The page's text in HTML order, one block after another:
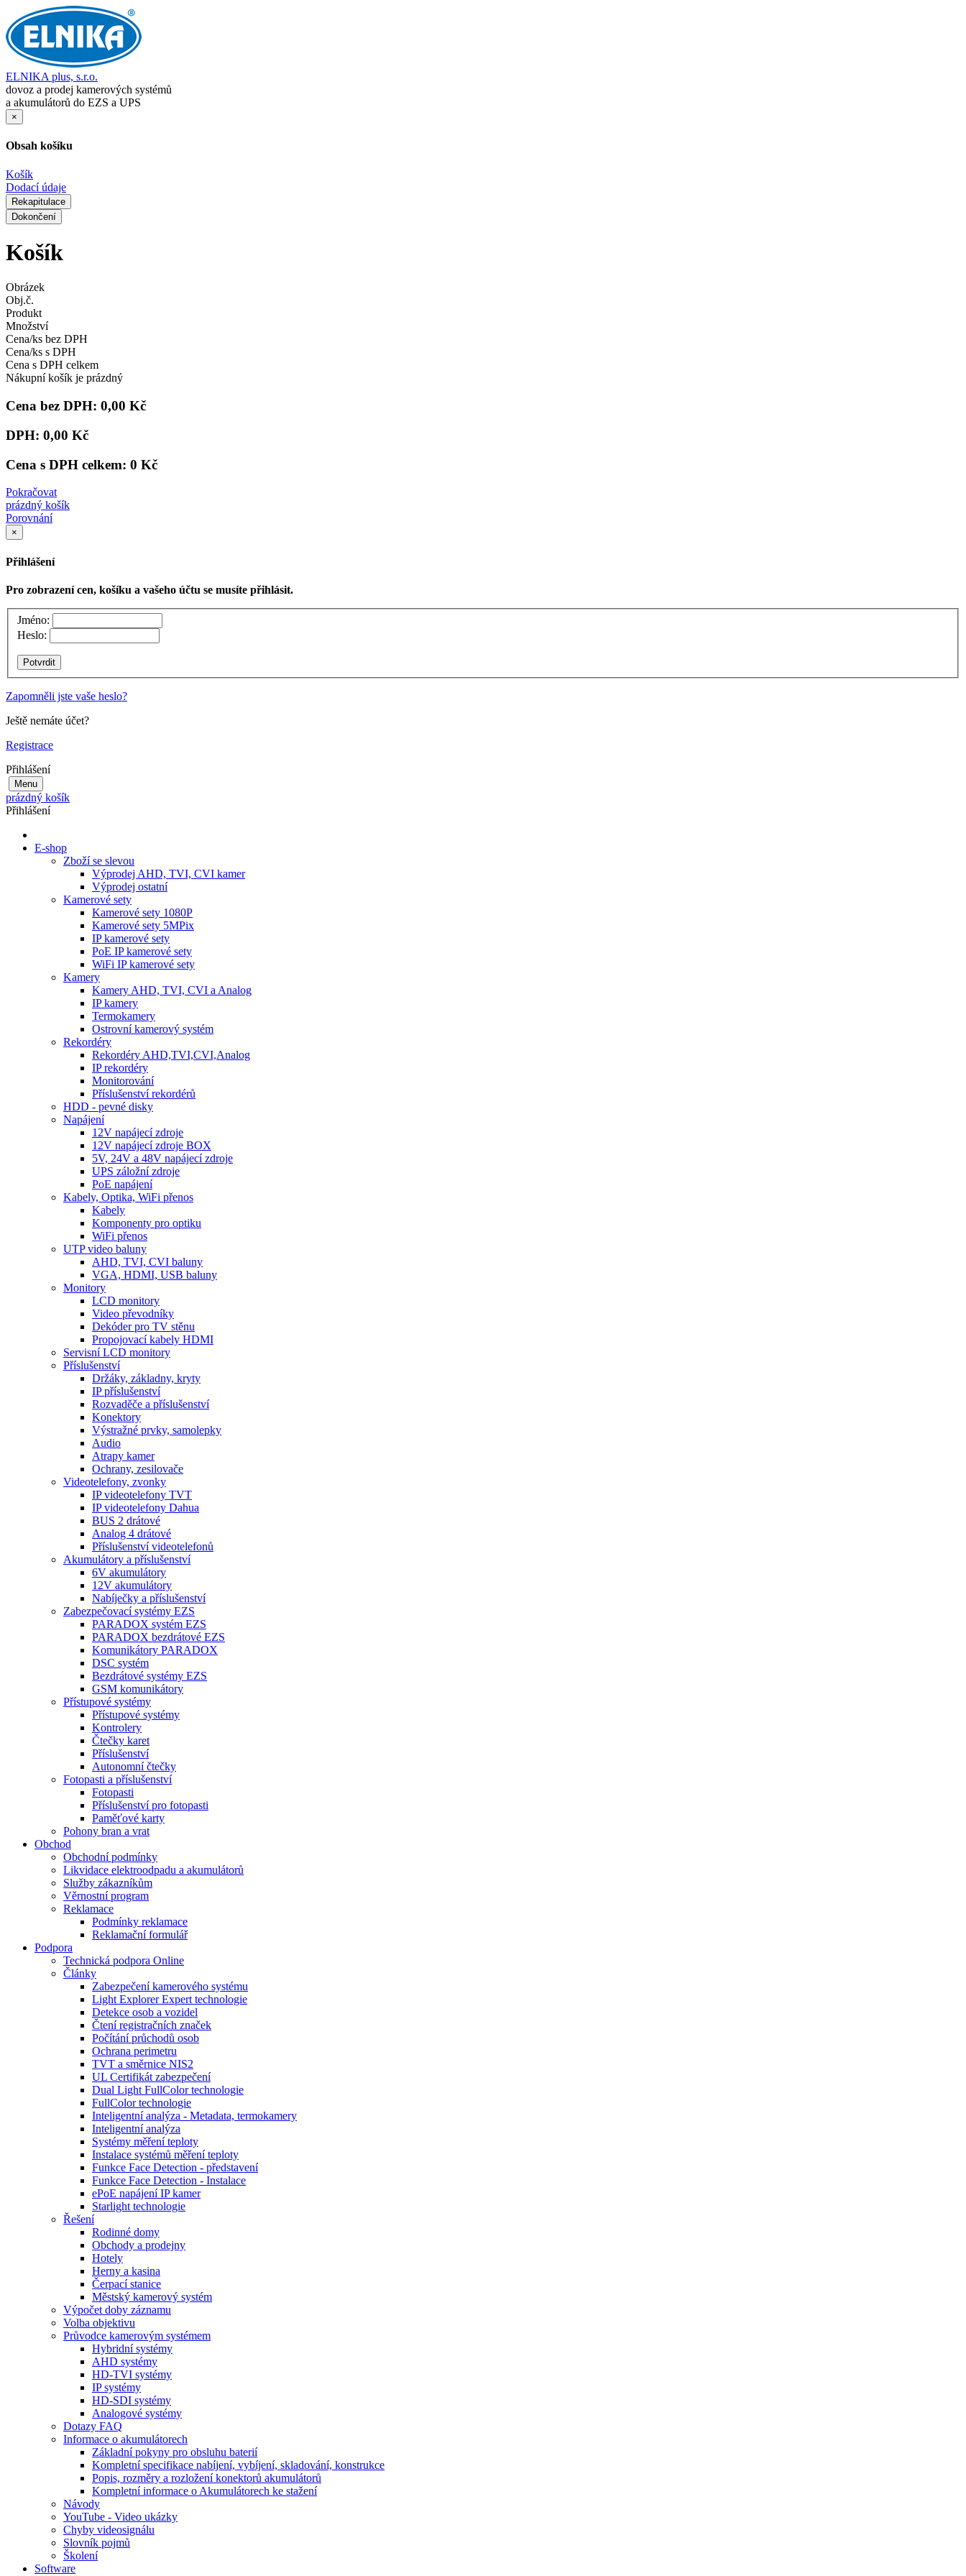
ELNIKA plus, s.r.o.
dovoz a prodej kamerových systémů
a akumulátorů do EZS a UPS
×
Obsah košíku
Košík
Dodací údaje
Rekapitulace
Dokončení
Košík
Obrázek
Obj.č.
Produkt
Množství
Cena/ks bez DPH
Cena/ks s DPH
Cena s DPH celkem
Nákupní košík je prázdný
Cena bez DPH: 0,00 Kč
DPH: 0,00 Kč
Cena s DPH celkem: 0 Kč
Pokračovat
prázdný košík
Porovnání
×
Přihlášení
Pro zobrazení cen, košíku a vašeho účtu se musíte přihlásit.
Jméno:
Heslo:
Zapomněli jste vaše heslo?
Ještě nemáte účet?
Registrace
Přihlášení
Menu
prázdný košík
Přihlášení
E-shop
Zboží se slevou
Výprodej AHD, TVI, CVI kamer
Výprodej ostatní
Kamerové sety
Kamerové sety 1080P
Kamerové sety 5MPix
IP kamerové sety
PoE IP kamerové sety
WiFi IP kamerové sety
Kamery
Kamery AHD, TVI, CVI a Analog
IP kamery
Termokamery
Ostrovní kamerový systém
Rekordéry
Rekordéry AHD,TVI,CVI,Analog
IP rekordéry
Monitorování
Příslušenství rekordérů
HDD - pevné disky
Napájení
12V napájecí zdroje
12V napájecí zdroje BOX
5V, 24V a 48V napájecí zdroje
UPS záložní zdroje
PoE napájení
Kabely, Optika, WiFi přenos
Kabely
Komponenty pro optiku
WiFi přenos
UTP video baluny
AHD, TVI, CVI baluny
VGA, HDMI, USB baluny
Monitory
LCD monitory
Video převodníky
Dekóder pro TV stěnu
Propojovací kabely HDMI
Servisní LCD monitory
Příslušenství
Držáky, základny, kryty
IP příslušenství
Rozvaděče a příslušenství
Konektory
Výstražné prvky, samolepky
Audio
Atrapy kamer
Ochrany, zesilovače
Videotelefony, zvonky
IP videotelefony TVT
IP videotelefony Dahua
BUS 2 drátové
Analog 4 drátové
Příslušenství videotelefonů
Akumulátory a příslušenství
6V akumulátory
12V akumulátory
Nabíječky a příslušenství
Zabezpečovací systémy EZS
PARADOX systém EZS
PARADOX bezdrátové EZS
Komunikátory PARADOX
DSC systém
Bezdrátové systémy EZS
GSM komunikátory
Přístupové systémy
Přístupové systémy
Kontrolery
Čtečky karet
Příslušenství
Autonomní čtečky
Fotopasti a příslušenství
Fotopasti
Příslušenství pro fotopasti
Paměťové karty
Pohony bran a vrat
Obchod
Obchodní podmínky
Likvidace elektroodpadu a akumulátorů
Služby zákazníkům
Věrnostní program
Reklamace
Podmínky reklamace
Reklamační formulář
Podpora
Technická podpora Online
Články
Zabezpečení kamerového systému
Light Explorer Expert technologie
Detekce osob a vozidel
Čtení registračních značek
Počítání průchodů osob
Ochrana perimetru
TVT a směrnice NIS2
UL Certifikát zabezpečení
Dual Light FullColor technologie
FullColor technologie
Inteligentní analýza - Metadata, termokamery
Inteligentní analýza
Systémy měření teploty
Instalace systémů měření teploty
Funkce Face Detection - představení
Funkce Face Detection - Instalace
ePoE napájení IP kamer
Starlight technologie
Řešení
Rodinné domy
Obchody a prodejny
Hotely
Herny a kasina
Čerpací stanice
Městský kamerový systém
Výpočet doby záznamu
Volba objektivu
Průvodce kamerovým systémem
Hybridní systémy
AHD systémy
HD-TVI systémy
IP systémy
HD-SDI systémy
Analogové systémy
Dotazy FAQ
Informace o akumulátorech
Základní pokyny pro obsluhu baterií
Kompletní specifikace nabíjení, vybíjení, skladování, konstrukce
Popis, rozměry a rozložení konektorů akumulátorů
Kompletní informace o Akumulátorech ke stažení
Návody
YouTube - Video ukázky
Chyby videosignálu
Slovník pojmů
Školení
Software